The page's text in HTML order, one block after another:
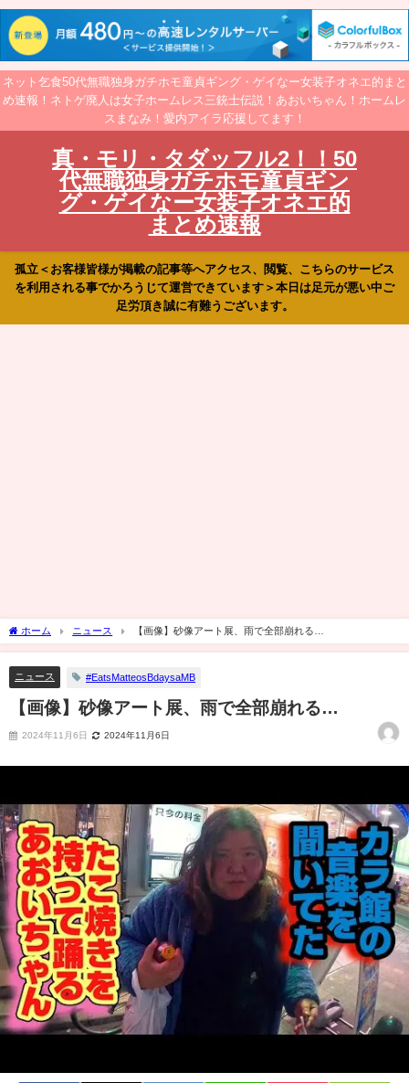
ネット乞食50代無職独身ガチホモ童貞ギング・ゲイなー女装子オネエ的まと
め速報！ネトゲ廃人は女子ホームレス三銃士伝説！あおいちゃん！ホームレ
スまなみ！愛内アイラ応援してます！
真・モリ・タダッフル2！！50
代無職独身ガチホモ童貞ギン
グ・ゲイなー女装子オネエ的
まとめ速報
孤立＜お客様皆様が掲載の記事等へアクセス、閲覧、こちらのサービス
を利用される事でかろうじて運営できています＞本日は足元が悪い中ご
足労頂き誠に有難うございます。
ホーム ニュース 【画像】砂像アート展、雨で全部崩れる…
ニュース #EatsMatteosBdaysaMB
【画像】砂像アート展、雨で全部崩れる…
2024年11月6日 2024年11月6日